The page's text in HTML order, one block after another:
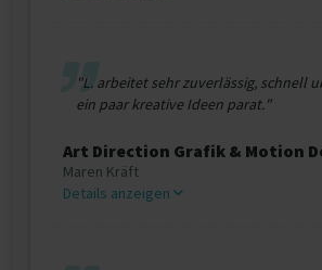
"L. arbeitet sehr zuverlässig, schnell
ein paar kreative Ideen parat."
Art Direction Grafik & Motion
Maren Kräft
Details anzeigen